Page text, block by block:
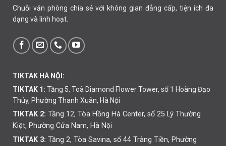
Chuỗi văn phòng chia sẻ với không gian đẳng cấp, tiện ích đa
dạng và linh hoạt.
TIKTAK HÀ NỘI:
TIKTAK 1: Tầng 5, Toà Diamond Flower Tower, số 1 Hoàng Đạo
Thúy, Phường Thanh Xuân, Hà Nội
TIKTAK 2: Tầng 12, Tòa Hồng Hà Center, số 25 Lý Thường
Kiệt, Phường Cửa Nam, Hà Nội
TIKTAK 3: Tầng 2, Tòa Savina, số 44 Tràng Tiền, Phường